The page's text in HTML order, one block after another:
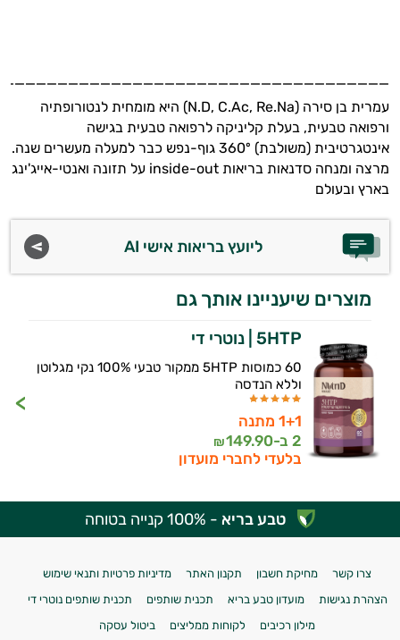
עמרית בן סירה (N.D, C.Ac, Re.Na) היא מומחית לנטורופתיה
ורפואה טבעית, בעלת קליניקה לרפואה טבעית בגישה
אינטגרטיבית (משולבת) 360º גוף-נפש כבר למעלה מעשרים שנה.
מרצה ומנחה סדנאות בריאות inside-out על תזונה ואנטי-אייג'ינג
בארץ ובעולם
ליועץ בריאות אישי AI
מוצרים שיעניינו אותך גם
5HTP | נוטרי די
60 כמוסות 5HTP ממקור טבעי 100% נקי מגלוטן
וללא הנדסה
1+1 מתנה
2 ב-
149.90
₪
בלעדי לחברי מועדון
טבע בריא - 100% קנייה בטוחה
צרו קשר מחיקת חשבון תקנון האתר
מדיניות פרטיות ותנאי שימוש
הצהרת נגישות
מועדון טבע בריא תכנית שותפים
תכנית שותפים נוטרי די
מילון רכיבים
לקוחות ממליצים ביטול עסקה